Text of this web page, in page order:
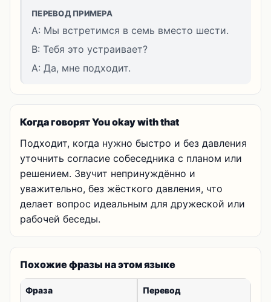
ПЕРЕВОД ПРИМЕРА
A: Мы встретимся в семь вместо шести.
B: Тебя это устраивает?
A: Да, мне подходит.
Когда говорят You okay with that
Подходит, когда нужно быстро и без давления
уточнить согласие собеседника с планом или
решением. Звучит непринуждённо и
уважительно, без жёсткого давления, что
делает вопрос идеальным для дружеской или
рабочей беседы.
Похожие фразы на этом языке
Фраза Перевод